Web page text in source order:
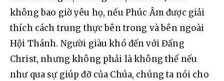
không bao giờ yêu họ, nếu Phúc Âm được giải
thích cách trung thực bên trong và bên ngoài
Hội Thánh. Người giàu khó đến với Đấng
Christ, nhưng không phải là không thể nếu
như qua sự giúp đỡ của Chúa, chúng ta nói cho